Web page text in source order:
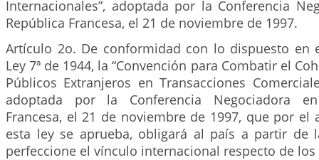
Internacionales”, adoptada por la Conferencia
República Francesa, el 21 de noviembre de 1997.
Artículo 2o. De conformidad con lo dispuesto en
Ley 7ª de 1944, la “Convención para Combatir el
Públicos Extranjeros en Transacciones
adoptada por la Conferencia Negociadora
Francesa, el 21 de noviembre de 1997, que por
esta ley se aprueba, obligará al país a partir de
perfeccione el vínculo internacional respecto de